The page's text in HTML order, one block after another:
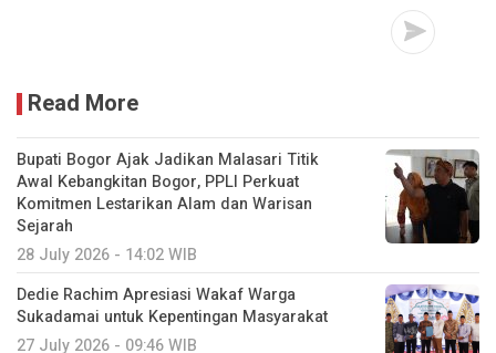
Read More
Bupati Bogor Ajak Jadikan Malasari Titik
Awal Kebangkitan Bogor, PPLI Perkuat
Komitmen Lestarikan Alam dan Warisan
Sejarah
28 July 2026 - 14:02 WIB
Dedie Rachim Apresiasi Wakaf Warga
Sukadamai untuk Kepentingan Masyarakat
27 July 2026 - 09:46 WIB